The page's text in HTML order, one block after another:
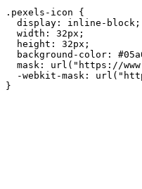
.pexels-icon {
  display: inline-block;
  width: 32px;
  height: 32px;
background-color:
mask: url("https://
-webkit-mask:
}